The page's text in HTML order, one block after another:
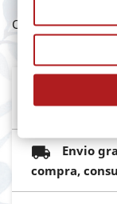
Compartir
Banco
Envio
compra,